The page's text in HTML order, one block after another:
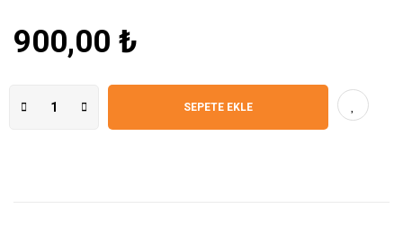
900,00 ₺
SEPETE EKLE